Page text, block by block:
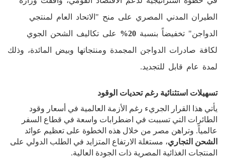
الطيران المدني المصري على منح "الاتحاد العام لمنتجي
الدواجن" تخفيضاً بنسبة 20%
على تكاليف الشحن الجوي
لكافة صادرات الدواجن المجمدة ومنتجاتها وبيض المائدة، وذلك
لمدة عام قابل للتجديد.
تسهيلات استثنائية رغم تحديات الوقود
يأتي هذا القرار الجريء رغم الأزمة العالمية في أسعار وقود
الطائرات التي تسببت في اضطرابات واسعة في قطاع السفر
عالمياً. وتراهن مصر من خلال هذه الخطوة على تعظيم عوائد
الشحن التجاري، مستغلة الارتفاع المتزايد في الطلب الدولي على
المنتجات الغذائية المصرية ذات الجودة العالية.